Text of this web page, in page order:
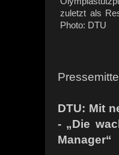
zuletzt als
Photo: DTU
DTU: Mit
- „Die
Manager“